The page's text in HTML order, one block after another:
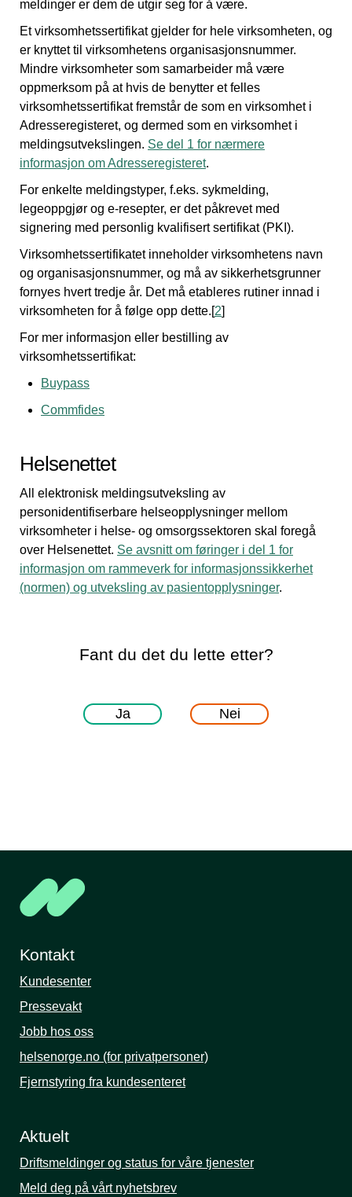
meldinger er dem de utgir seg for å være.
Et virksomhetssertifikat gjelder for hele virksomheten, og
er knyttet til virksomhetens organisasjonsnummer.
Mindre virksomheter som samarbeider må være
oppmerksom på at hvis de benytter et felles
virksomhetssertifikat fremstår de som en virksomhet i
Adresseregisteret, og dermed som en virksomhet i
meldingsutvekslingen. Se del 1 for nærmere
informasjon om Adresseregisteret.
For enkelte meldingstyper, f.eks. sykmelding,
legeoppgjør og e-resepter, er det påkrevet med
signering med personlig kvalifisert sertifikat (PKI).
Virksomhetssertifikatet inneholder virksomhetens navn
og organisasjonsnummer, og må av sikkerhetsgrunner
fornyes hvert tredje år. Det må etableres rutiner innad i
virksomheten for å følge opp dette.[2]
For mer informasjon eller bestilling av
virksomhetssertifikat:
Buypass
Commfides
Helsenettet
All elektronisk meldingsutveksling av
personidentifiserbare helseopplysninger mellom
virksomheter i helse- og omsorgssektoren skal foregå
over Helsenettet. Se avsnitt om føringer i del 1 for
informasjon om rammeverk for informasjonssikkerhet
(normen) og utveksling av pasientopplysninger.
Fant du det du lette etter?
Ja Nei
Kontakt
Kundesenter
Pressevakt
Jobb hos oss
helsenorge.no (for privatpersoner)
Fjernstyring fra kundesenteret
Aktuelt
Driftsmeldinger og status for våre tjenester
Meld deg på vårt nyhetsbrev